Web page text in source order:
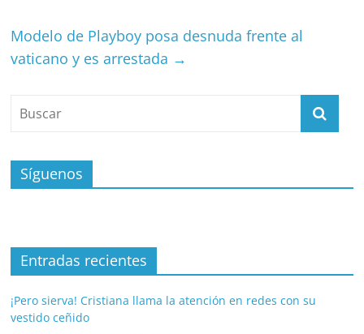
Modelo de Playboy posa desnuda frente al
vaticano y es arrestada →
Síguenos
Entradas recientes
¡Pero sierva! Cristiana llama la atención en redes con su
vestido ceñido